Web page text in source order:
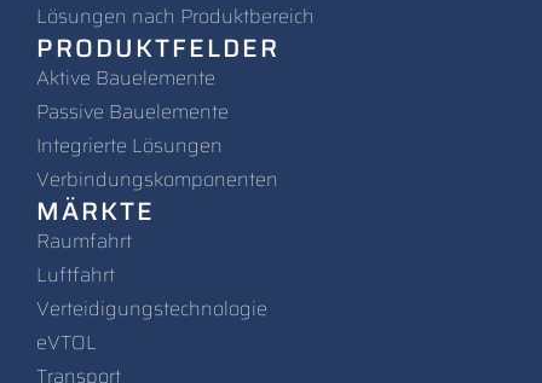
Lösungen nach Produktbereich
PRODUKTFELDER
Aktive Bauelemente
Passive Bauelemente
Integrierte Lösungen
Verbindungskomponenten
MÄRKTE
Raumfahrt
Luftfahrt
Verteidigungstechnologie
eVTOL
Transport